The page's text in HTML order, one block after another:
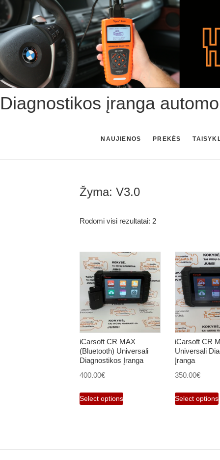
Skip
to
content
Diagnostikos įranga
NAUJIENOS PREKĖS
Žyma: V3.0
Rodomi visi rezultatai: 2
iCarsoft CR MAX
(Bluetooth) Universali
Diagnostikos Įranga
400.00€
Select options
iCarsoft CR
Universali
Įranga
350.00€
Select options